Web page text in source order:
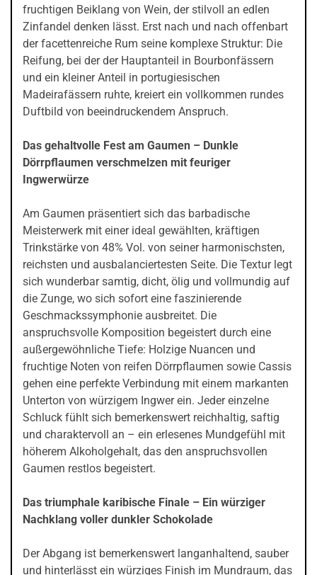
fruchtigen Beiklang von Wein, der stilvoll an edlen
Zinfandel denken lässt. Erst nach und nach offenbart
der facettenreiche Rum seine komplexe Struktur: Die
Reifung, bei der der Hauptanteil in Bourbonfässern
und ein kleiner Anteil in portugiesischen
Madeirafässern ruhte, kreiert ein vollkommen rundes
Duftbild von beeindruckendem Anspruch.
Das gehaltvolle Fest am Gaumen – Dunkle
Dörrpflaumen verschmelzen mit feuriger
Ingwerwürze
Am Gaumen präsentiert sich das barbadische
Meisterwerk mit einer ideal gewählten, kräftigen
Trinkstärke von 48% Vol. von seiner harmonischsten,
reichsten und ausbalanciertesten Seite. Die Textur legt
sich wunderbar samtig, dicht, ölig und vollmundig auf
die Zunge, wo sich sofort eine faszinierende
Geschmackssymphonie ausbreitet. Die
anspruchsvolle Komposition begeistert durch eine
außergewöhnliche Tiefe: Holzige Nuancen und
fruchtige Noten von reifen Dörrpflaumen sowie Cassis
gehen eine perfekte Verbindung mit einem markanten
Unterton von würzigem Ingwer ein. Jeder einzelne
Schluck fühlt sich bemerkenswert reichhaltig, saftig
und charaktervoll an – ein erlesenes Mundgefühl mit
höherem Alkoholgehalt, das den anspruchsvollen
Gaumen restlos begeistert.
Das triumphale karibische Finale – Ein würziger
Nachklang voller dunkler Schokolade
Der Abgang ist bemerkenswert langanhaltend, sauber
und hinterlässt ein würziges Finish im Mundraum, das